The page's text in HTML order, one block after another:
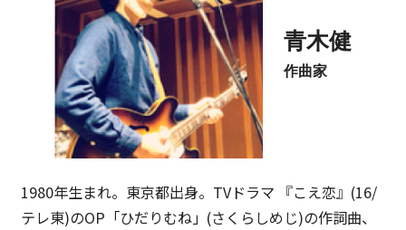
青木健
作曲家
1980年生まれ。東京都出身。TVドラマ 『こえ恋』(16/
テレ東)のOP「ひだりむね」(さくらしめじ)の作詞曲、